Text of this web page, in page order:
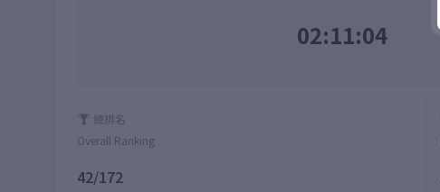
02:11:04
總排名
Overall Ranking
42/172